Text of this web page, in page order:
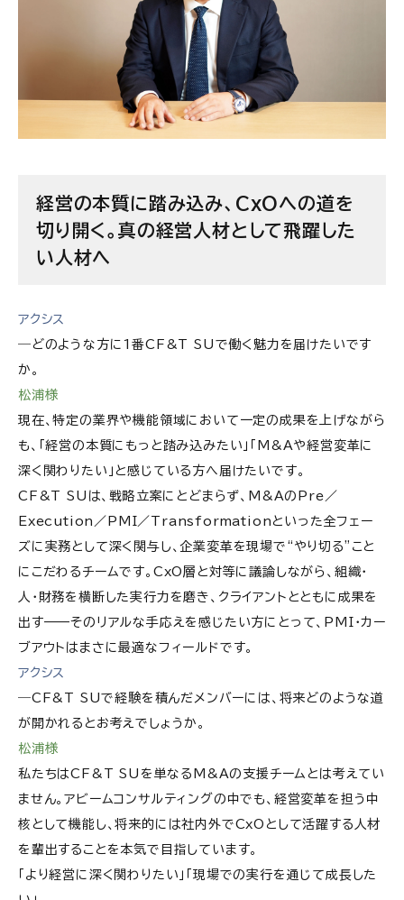
経営の本質に踏み込み、CxOへの道を
切り開く。真の経営人材として飛躍した
い人材へ
アクシス
―どのような方に1番CF&T SUで働く魅力を届けたいです
か。
松浦様
現在、特定の業界や機能領域において一定の成果を上げながら
も、「経営の本質にもっと踏み込みたい」「M&Aや経営変革に
深く関わりたい」と感じている方へ届けたいです。
CF&T SUは、戦略立案にとどまらず、M&AのPre／
Execution／PMI／Transformationといった全フェー
ズに実務として深く関与し、企業変革を現場で“やり切る”こと
にこだわるチームです。CxO層と対等に議論しながら、組織・
人・財務を横断した実行力を磨き、クライアントとともに成果を
出す——そのリアルな手応えを感じたい方にとって、PMI・カー
ブアウトはまさに最適なフィールドです。
アクシス
―CF&T SUで経験を積んだメンバーには、将来どのような道
が開かれるとお考えでしょうか。
松浦様
私たちはCF&T SUを単なるM&Aの支援チームとは考えてい
ません。アビームコンサルティングの中でも、経営変革を担う中
核として機能し、将来的には社内外でCxOとして活躍する人材
を輩出することを本気で目指しています。
「より経営に深く関わりたい」「現場での実行を通じて成長した